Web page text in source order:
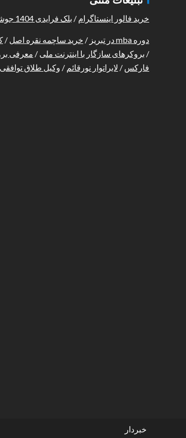
خرید فالور اینستاگرام / بلک فرایدی 1404 جوشن گلد
دوره mba در تبریز / خرید ساچمه نقره اصل /
/ بروکرهای سازگار با اینترنت ملی / معرفی
فارکس / لابراتوار نورقائم / وکیل طلاق
خبردار